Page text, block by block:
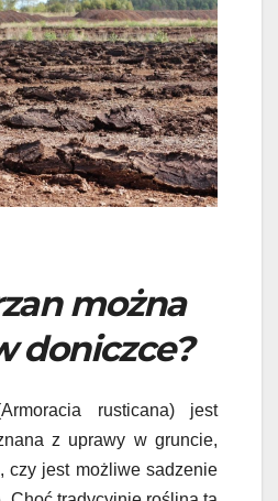
można
doniczce?
rusticana) jest
z uprawy w gruncie,
czy jest możliwe sadzenie